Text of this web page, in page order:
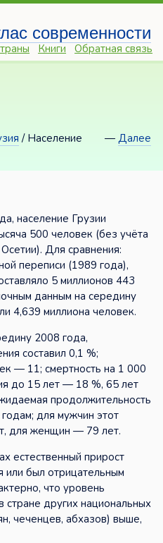
современности
Книги Обратная связь
/ Население —Далее
население Грузии
500 человек (без учёта
Для сравнения:
переписи (1989 года),
5 миллионов 443
данным на середину
4,639 миллиона человек.
2008 года,
составил 0,1 %;
— 11; смертность на 1 000
до 15 лет — 18 %, 65 лет
продолжительность
для мужчин этот
для женщин — 79 лет.
естественный прирост
или был отрицательным
что уровень
других национальных
чеченцев, абхазов) выше,